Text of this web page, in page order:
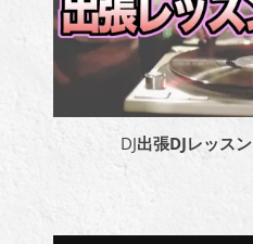
DJ出張DJレッスン